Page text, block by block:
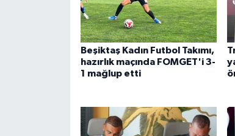
Beşiktaş Kadın Futbol Takımı,
hazırlık maçında FOMGET'i 3-
1 mağlup etti